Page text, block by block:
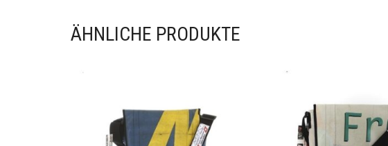
ÄHNLICHE PRODUKTE